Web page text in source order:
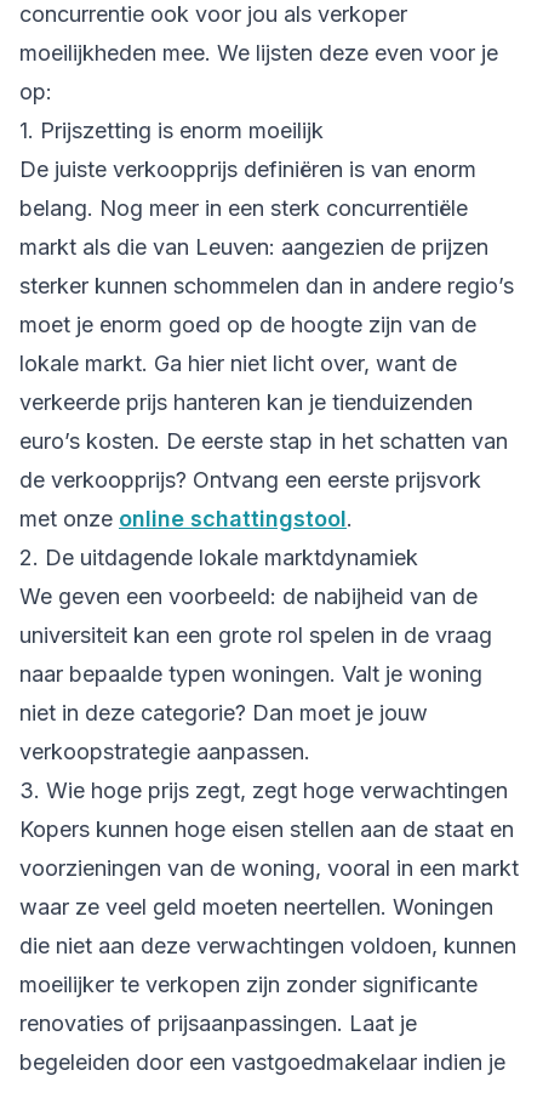
concurrentie ook voor jou als verkoper
moeilijkheden mee. We lijsten deze even voor je
op:
1. Prijszetting is enorm moeilijk
De juiste verkoopprijs definiëren is van enorm
belang. Nog meer in een sterk concurrentiële
markt als die van Leuven: aangezien de prijzen
sterker kunnen schommelen dan in andere regio’s
moet je enorm goed op de hoogte zijn van de
lokale markt. Ga hier niet licht over, want de
verkeerde prijs hanteren kan je tienduizenden
euro’s kosten. De eerste stap in het schatten van
de verkoopprijs? Ontvang een eerste prijsvork
met onze online schattingstool.
2. De uitdagende lokale marktdynamiek
We geven een voorbeeld: de nabijheid van de
universiteit kan een grote rol spelen in de vraag
naar bepaalde typen woningen. Valt je woning
niet in deze categorie? Dan moet je jouw
verkoopstrategie aanpassen.
3. Wie hoge prijs zegt, zegt hoge verwachtingen
Kopers kunnen hoge eisen stellen aan de staat en
voorzieningen van de woning, vooral in een markt
waar ze veel geld moeten neertellen. Woningen
die niet aan deze verwachtingen voldoen, kunnen
moeilijker te verkopen zijn zonder significante
renovaties of prijsaanpassingen. Laat je
begeleiden door een vastgoedmakelaar indien je